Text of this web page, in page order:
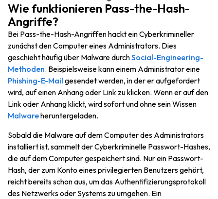
Wie funktionieren Pass-the-Hash-
Angriffe?
Bei Pass-the-Hash-Angriffen hackt ein Cyberkrimineller
zunächst den Computer eines Administrators. Dies
geschieht häufig über Malware durchSocial-Engineering-
Methoden. Beispielsweise kann einem Administrator eine
Phishing-E-Mail gesendet werden, in der er aufgefordert
wird, auf einen Anhang oder Link zu klicken. Wenn er auf den
Link oder Anhang klickt, wird sofort und ohne sein Wissen
Malwareheruntergeladen.
Sobald die Malware auf dem Computer des Administrators
installiert ist, sammelt der Cyberkriminelle Passwort-Hashes,
die auf dem Computer gespeichert sind. Nur ein Passwort-
Hash, der zum Konto eines privilegierten Benutzers gehört,
reicht bereits schon aus, um das Authentifizierungsprotokoll
des Netzwerks oder Systems zu umgehen. Ein